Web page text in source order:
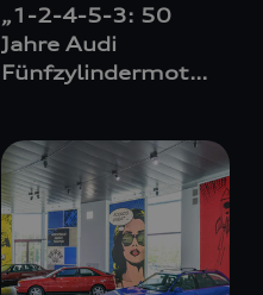
„1-2-4-5-3: 50
Jahre Audi
Fünfzylindermoto
g im Audi
museum mobile